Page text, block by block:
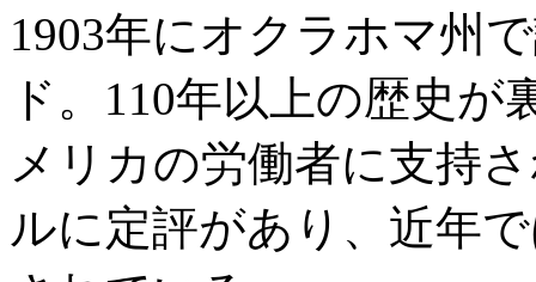
1903年にオクラホマ州
ド。110年以上の歴史
メリカの労働者に支持
ルに定評があり、近年